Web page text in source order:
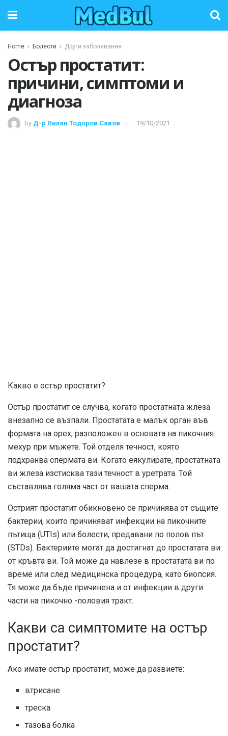
Home Болести Други заболявания
Остър простатит:
причини, симптоми и
диагноза
by Д-р Лилян Тодоров Савов 19/10/2021
Какво е остър простатит?
Остър простатит се случва, когато простатната жлеза
внезапно се възпали. Простатата е малък орган във
формата на орех, разположен в основата на пикочния
мехур при мъжете. Той отделя течност, която
подхранва спермата ви. Когато еякулирате, простатната
ви жлеза изстисква тази течност в уретрата. Той
съставлява голяма част от вашата сперма.
Острият простатит обикновено се причинява от същите
бактерии, които причиняват инфекции на пикочните
пътища (UTIs) или болести, предавани по полов път
(STDs). Бактериите могат да достигнат до простатата ви
от кръвта ви. Той може да навлезе в простатата ви по
време или след медицинска процедура, като биопсия.
Тя може да бъде причинена и от инфекции в други
части на пикочно -половия тракт.
Какви са симптомите на остър
простатит?
Ако имате остър простатит, може да развиете:
втрисане
треска
тазова болка